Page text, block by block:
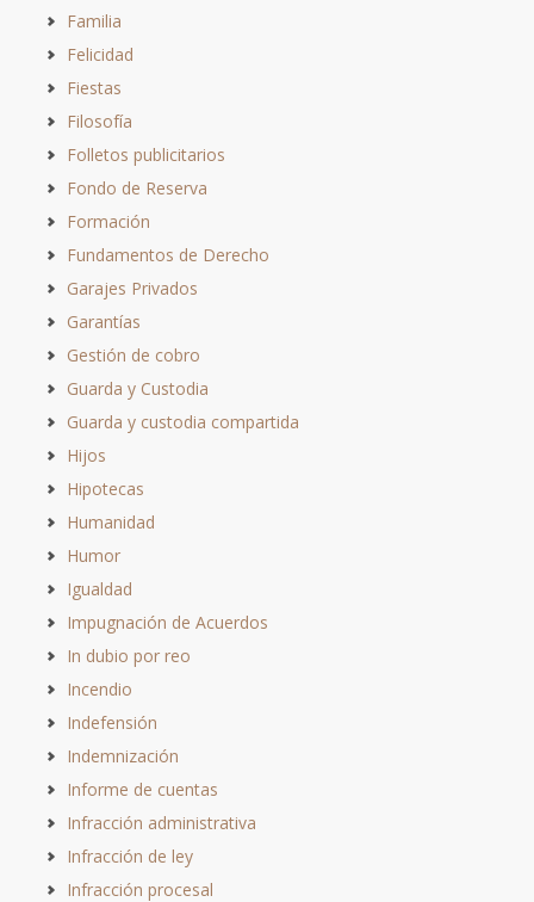
Familia
Felicidad
Fiestas
Filosofía
Folletos publicitarios
Fondo de Reserva
Formación
Fundamentos de Derecho
Garajes Privados
Garantías
Gestión de cobro
Guarda y Custodia
Guarda y custodia compartida
Hijos
Hipotecas
Humanidad
Humor
Igualdad
Impugnación de Acuerdos
In dubio por reo
Incendio
Indefensión
Indemnización
Informe de cuentas
Infracción administrativa
Infracción de ley
Infracción procesal